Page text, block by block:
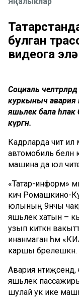
булган
видеога
Социаль
куркыныч авария
яшьлек бала
күргән.
Кадрларда чит
автомобиль белән
машина да юл
«Татар-информ»
кичә Ромашкино-
юлының 9нчы
яшьлек хатын –
узып киткән
инанмаган һәм
каршы бәрелешкән.
Авария
яшьлек пассажиры
шулай ук ике